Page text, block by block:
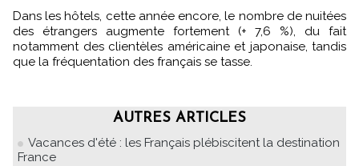
Dans les hôtels, cette année encore, le nombre de nuitées
des étrangers augmente fortement (+ 7,6 %), du fait
notamment des clientèles américaine et japonaise, tandis
que la fréquentation des français se tasse.
AUTRES ARTICLES
Vacances d'été : les Français plébiscitent la destination
France